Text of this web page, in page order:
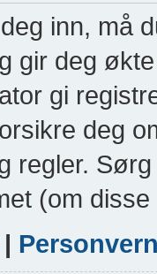
inn, må
gir deg
gi
deg
regler.
(om
|